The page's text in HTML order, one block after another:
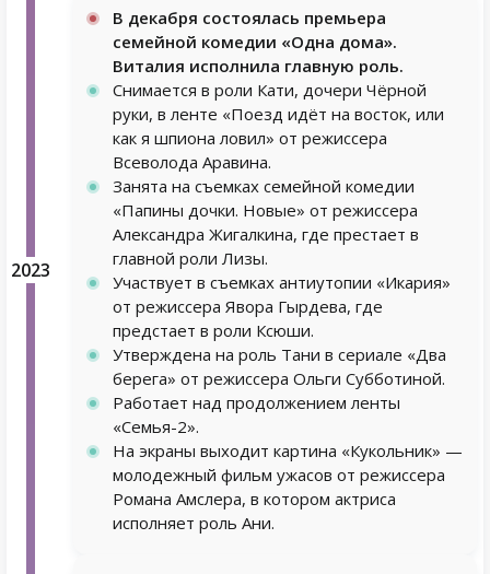
2023
В декабря состоялась премьера
семейной комедии «Одна дома».
Виталия исполнила главную роль.
Снимается в роли Кати, дочери Чёрной
руки, в ленте «Поезд идёт на восток, или
как я шпиона ловил» от режиссера
Всеволода Аравина.
Занята на съемках семейной комедии
«Папины дочки. Новые» от режиссера
Александра Жигалкина, где престает в
главной роли Лизы.
Участвует в съемках антиутопии «Икария»
от режиссера Явора Гырдева, где
предстает в роли Ксюши.
Утверждена на роль Тани в сериале «Два
берега» от режиссера Ольги Субботиной.
Работает над продолжением ленты
«Семья-2».
На экраны выходит картина «Кукольник» —
молодежный фильм ужасов от режиссера
Романа Амслера, в котором актриса
исполняет роль Ани.